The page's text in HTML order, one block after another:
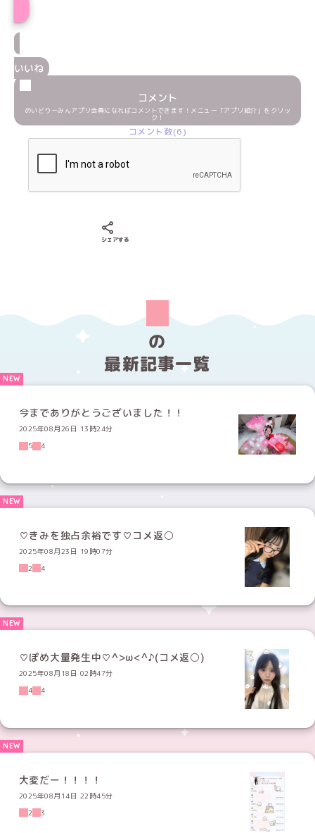
いいね
コメント
めいどりーみんアプリ会員になればコメントできます！メニュー「アプリ紹介」をクリッ
ク！
コメント数(6)
シェアする
の
最新記事一覧
今までありがとうございました！！
2025年08月26日 13時24分
5
4
♡きみを独占余裕です♡コメ返⚪️
2025年08月23日 19時07分
2
4
♡ぽめ大量発生中♡^>ω<^♪(コメ返⚪️)
2025年08月18日 02時47分
4
4
大変だー！！！！
2025年08月14日 22時45分
2
3